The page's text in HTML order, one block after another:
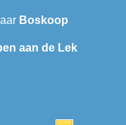
Boskoop
aan de Lek